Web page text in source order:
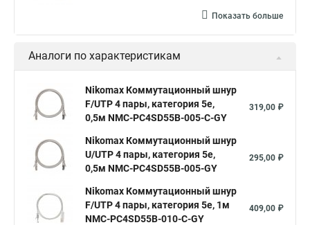
Показать больше
Аналоги по характеристикам
Nikomax Коммутационный шнур
F/UTP 4 пары, категория 5е,
0,5м NMC-PC4SD55B-005-C-GY
319,00 ₽
Nikomax Коммутационный шнур
U/UTP 4 пары, категория 5е,
0,5м NMC-PC4SD55B-005-GY
295,00 ₽
Nikomax Коммутационный шнур
F/UTP 4 пары, категория 5е, 1м
NMC-PC4SD55B-010-C-GY
409,00 ₽